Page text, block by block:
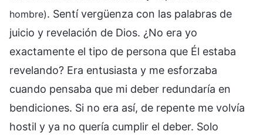
hombre). Sentí vergüenza con las palabras de
juicio y revelación de Dios. ¿No era yo
exactamente el tipo de persona que Él estaba
revelando? Era entusiasta y me esforzaba
cuando pensaba que mi deber redundaría en
bendiciones. Si no era así, de repente me volvía
hostil y ya no quería cumplir el deber. Solo